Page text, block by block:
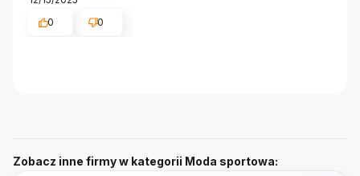
0
0
Zobacz inne firmy w kategorii Moda sportowa: